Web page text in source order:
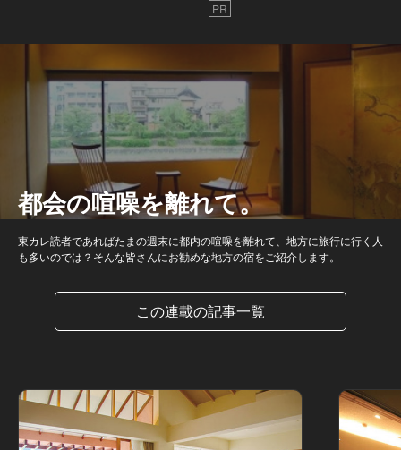
PR
都会の喧噪を離れて。
東カレ読者であればたまの週末に都内の喧噪を離れて、地方に旅行に行く人
も多いのでは？そんな皆さんにお勧めな地方の宿をご紹介します。
この連載の記事一覧